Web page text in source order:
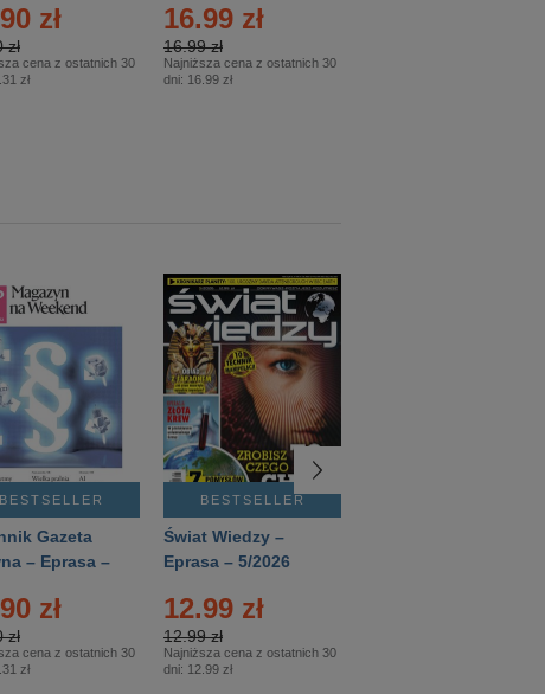
zł
zł
cena z ostatnich 30
zł
16.99 zł
16.99 zł
Najniższa cena z ostatnich 30
dni: 16.99 zł
BESTSELLER
Gazeta
– Eprasa –
zł
zł
cena z ostatnich 30
zł
BESTSELLER
Świat Wiedzy –
Eprasa – 5/2026
12.99 zł
12.99 zł
Najniższa cena z ostatnich 30
dni: 12.99 zł